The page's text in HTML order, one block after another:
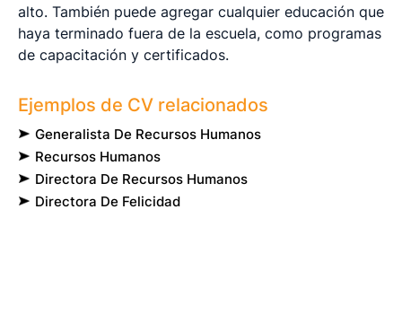
alto. También puede agregar cualquier educación que
haya terminado fuera de la escuela, como programas
de capacitación y certificados.
Ejemplos de CV relacionados
Generalista De Recursos Humanos
Recursos Humanos
Directora De Recursos Humanos
Directora De Felicidad